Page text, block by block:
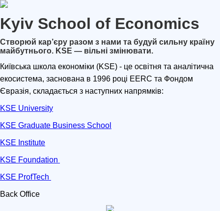
Kyiv School of Economics
Створюй кар’єру разом з нами та будуй сильну країну
майбутнього. KSE — вільні змінювати.
Київська школа економіки (KSE) - це освітня та аналітична
екосистема, заснована в 1996 році EERC та Фондом
Євразія, складається з наступних напрямків:
KSE University
KSE Graduate Business School
KSE Institute
KSE Foundation
KSE ProfTech
Back Office